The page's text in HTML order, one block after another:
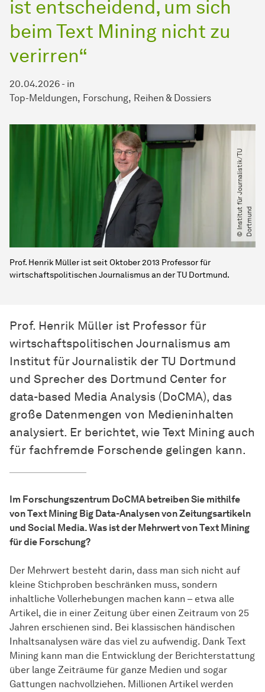
ist entscheidend, um sich
beim Text Mining nicht zu
verirren“
20.04.2026 - in
Top-Meldungen Forschung Reihen & Dossiers
©
I
n
s
t
i
t
ut
f
ü
r
J
o
u
r
n
a
l
i
s
t
i
k​
/​
T
U
D
o
r
t
m
u
nd
Prof. Henrik Müller ist seit Oktober 2013 Professor für
wirtschaftspolitischen Journalismus an der TU Dortmund.
Prof. Henrik Müller ist Professor für
wirtschaftspolitischen Journalismus am
Institut für Journalistik der TU Dortmund
und Sprecher des Dortmund Center for
data-based Media Analysis (DoCMA), das
große Datenmengen von Medieninhalten
analysiert. Er berichtet, wie Text Mining auch
für fachfremde Forschende gelingen kann.
Im Forschungszentrum DoCMA betreiben Sie mithilfe
von Text Mining Big Data-Analysen von Zeitungsartikeln
und Social Media. Was ist der Mehrwert von Text Mining
für die Forschung?
Der Mehrwert besteht darin, dass man sich nicht auf
kleine Stichproben beschränken muss, sondern
inhaltliche Vollerhebungen machen kann – etwa alle
Artikel, die in einer Zeitung über einen Zeitraum von 25
Jahren erschienen sind. Bei klassischen händischen
Inhaltsanalysen wäre das viel zu aufwendig. Dank Text
Mining kann man die Entwicklung der Berichterstattung
über lange Zeiträume für ganze Medien und sogar
Gattungen nachvollziehen. Millionen Artikel werden